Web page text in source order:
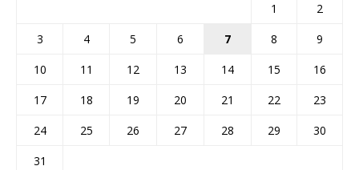
1
2
3
4 5 6 7 8
9
10
11 12 13 14 15
16
17
18 19 20 21 22
23
24
25 26 27 28 29
30
31